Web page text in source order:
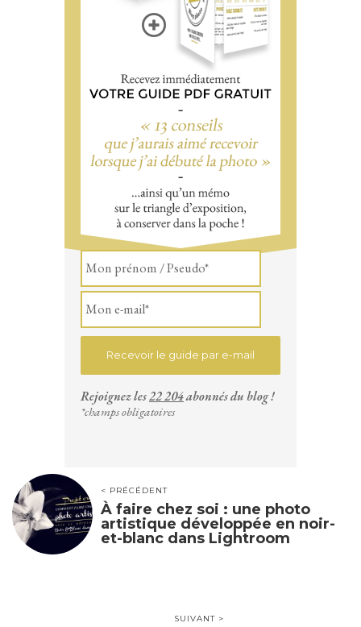
Rejoignez les22 204abonnés du blog !
*champs obligatoires
< PRÉCÉDENT
À faire chez soi : une photo
artistique développée en noir-
et-blanc dans Lightroom
SUIVANT >